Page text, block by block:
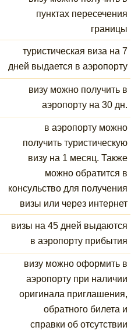
пунктах пересечения
границы
туристическая виза на 7
дней выдается в аэропорту
визу можно получить в
аэропорту на 30 дн.
в аэропорту можно
получить туристическую
визу на 1 месяц. Также
можно обратится в
консульство для получения
визы или через интернет
визы на 45 дней выдаются
в аэропорту прибытия
визу можно оформить в
аэропорту при наличии
оригинала приглашения,
обратного билета и
справки об отсутствии